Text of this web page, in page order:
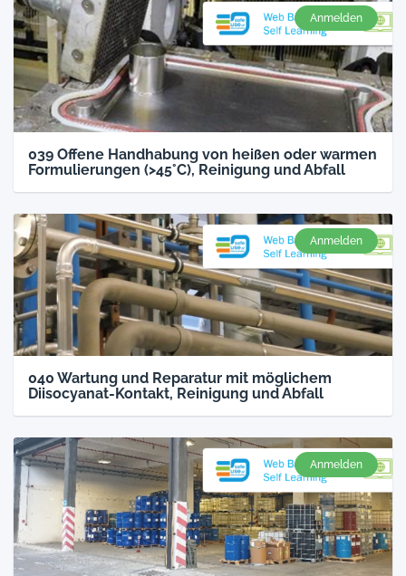
Anmelden
039 Offene Handhabung von heißen oder warmen
Formulierungen (>45°C), Reinigung und Abfall
Anmelden
040 Wartung und Reparatur mit möglichem
Diisocyanat-Kontakt, Reinigung und Abfall
Anmelden